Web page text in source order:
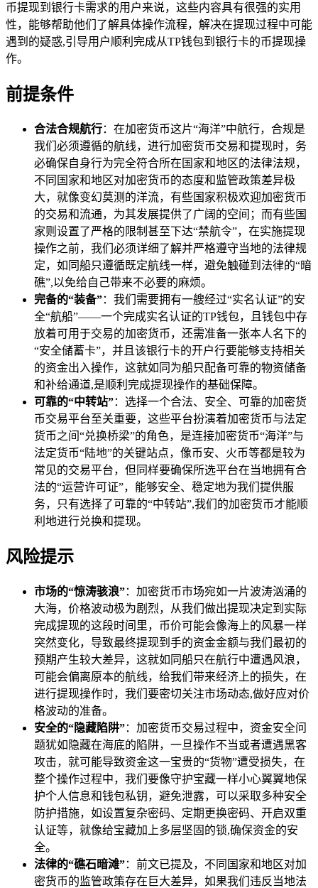
币提现到银行卡需求的用户来说，这些内容具有很强的实用
性，能够帮助他们了解具体操作流程，解决在提现过程中可能
遇到的疑惑,引导用户顺利完成从TP钱包到银行卡的币提现操
作。
前提条件
合法合规航行：在加密货币这片“海洋”中航行，合规是
我们必须遵循的航线，进行加密货币交易和提现时，务
必确保自身行为完全符合所在国家和地区的法律法规，
不同国家和地区对加密货币的态度和监管政策差异极
大，就像变幻莫测的洋流，有些国家积极欢迎加密货币
的交易和流通，为其发展提供了广阔的空间；而有些国
家则设置了严格的限制甚至下达“禁航令”，在实施提现
操作之前，我们必须详细了解并严格遵守当地的法律规
定，如同船只遵循既定航线一样，避免触碰到法律的“暗
礁”,以免给自己带来不必要的麻烦。
完备的“装备”：我们需要拥有一艘经过“实名认证”的安
全“航船”——一个完成实名认证的TP钱包，且钱包中存
放着可用于交易的加密货币，还需准备一张本人名下的
“安全储蓄卡”，并且该银行卡的开户行要能够支持相关
的资金出入操作，这就如同为船只配备可靠的物资储备
和补给通道,是顺利完成提现操作的基础保障。
可靠的“中转站”：选择一个合法、安全、可靠的加密货
币交易平台至关重要，这些平台扮演着加密货币与法定
货币之间“兑换桥梁”的角色，是连接加密货币“海洋”与
法定货币“陆地”的关键站点，像币安、火币等都是较为
常见的交易平台，但同样要确保所选平台在当地拥有合
法的“运营许可证”，能够安全、稳定地为我们提供服
务，只有选择了可靠的“中转站”,我们的加密货币才能顺
利地进行兑换和提现。
风险提示
市场的“惊涛骇浪”：加密货币市场宛如一片波涛汹涌的
大海，价格波动极为剧烈，从我们做出提现决定到实际
完成提现的这段时间里，币价可能会像海上的风暴一样
突然变化，导致最终提现到手的资金金额与我们最初的
预期产生较大差异，这就如同船只在航行中遭遇风浪，
可能会偏离原本的航线，给我们带来经济上的损失，在
进行提现操作时，我们要密切关注市场动态,做好应对价
格波动的准备。
安全的“隐藏陷阱”：加密货币交易过程中，资金安全问
题犹如隐藏在海底的陷阱，一旦操作不当或者遭遇黑客
攻击，就可能导致资金这一宝贵的“货物”遭受损失，在
整个操作过程中，我们要像守护宝藏一样小心翼翼地保
护个人信息和钱包私钥，避免泄露，可以采取多种安全
防护措施，如设置复杂密码、定期更换密码、开启双重
认证等，就像给宝藏加上多层坚固的锁,确保资金的安
全。
法律的“礁石暗滩”：前文已提及，不同国家和地区对加
密货币的监管政策存在巨大差异，如果我们违反当地法